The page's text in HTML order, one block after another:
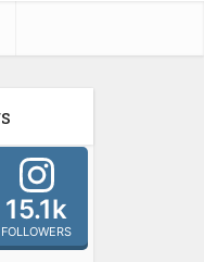
15.1k
FOLLOWERS